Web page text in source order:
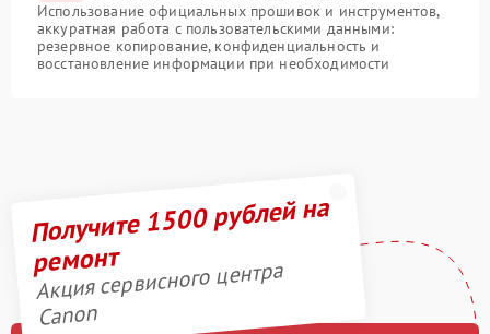
Использование официальных прошивок и инструментов,
аккуратная работа с пользовательскими данными:
резервное копирование, конфиденциальность и
восстановление информации при необходимости
Получите 1500 рублей на
ремонт
Акция сервисного центра
Canon